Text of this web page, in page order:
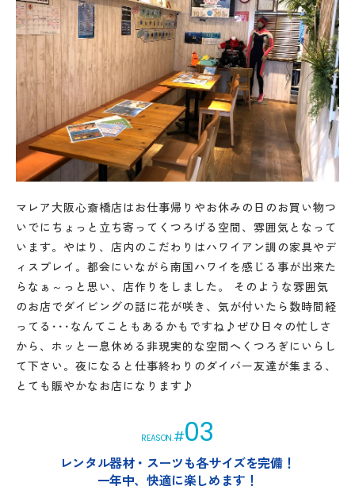
マレア大阪心斎橋店はお仕事帰りやお休みの日のお買い物つ
いでにちょっと立ち寄ってくつろげる空間、雰囲気となって
います。やはり、店内のこだわりはハワイアン調の家具やデ
ィスプレイ。都会にいながら南国ハワイを感じる事が出来た
らなぁ～っと思い、店作りをしました。 そのような雰囲気
のお店でダイビングの話に花が咲き、気が付いたら数時間経
ってる･･･なんてこともあるかもですね♪ぜひ日々の忙しさ
から、ホッと一息休める非現実的な空間へくつろぎにいらし
て下さい。夜になると仕事終わりのダイバー友達が集まる、
とても賑やかなお店になります♪
REASON.#03
レンタル器材・スーツも各サイズを完備！
一年中、快適に楽しめます！